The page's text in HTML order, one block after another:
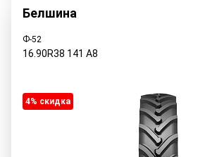
Белшина
Ф-52
16.90R38 141 A8
4% cкидка